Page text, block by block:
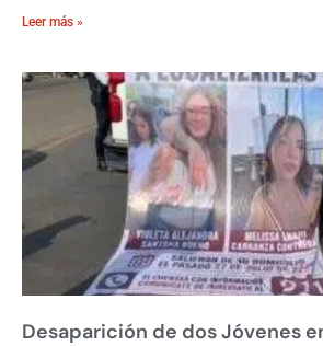
Leer más »
Desaparición de dos Jóvenes